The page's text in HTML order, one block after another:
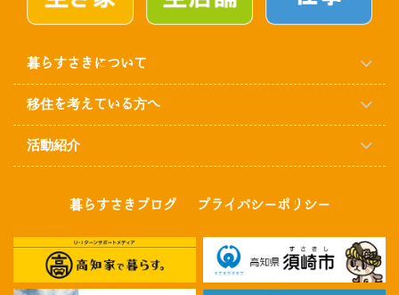
暮らすさきについて
移住を考えている方へ
活動紹介
暮らすさきブログ プライバシーポリシー